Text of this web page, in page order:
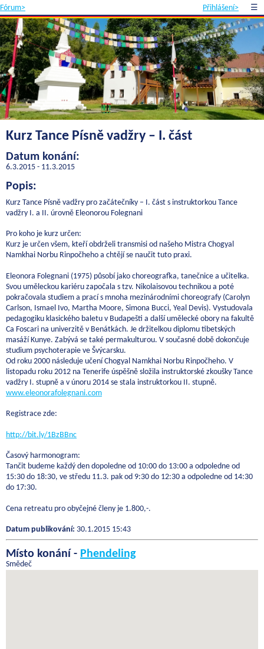
Fórum> Přihlášení> ☰
Kurz Tance Písně vadžry – I. část
Datum konání:
6.3.2015 - 11.3.2015
Popis:
Kurz Tance Písně vadžry pro začátečníky – I. část s instruktorkou Tance
vadžry I. a II. úrovně Eleonorou Folegnani
Pro koho je kurz určen:
Kurz je určen všem, kteří obdrželi transmisi od našeho Mistra Chogyal
Namkhai Norbu Rinpočheho a chtějí se naučit tuto praxi.
Eleonora Folegnani (1975) působí jako choreografka, tanečnice a učitelka.
Svou uměleckou kariéru započala s tzv. Nikolaisovou technikou a poté
pokračovala studiem a prací s mnoha mezinárodními choreografy (Carolyn
Carlson, Ismael Ivo, Martha Moore, Simona Bucci, Yeal Devis). Vystudovala
pedagogiku klasického baletu v Budapešti a další umělecké obory na fakultě
Ca Foscari na univerzitě v Benátkách. Je držitelkou diplomu tibetských
masáží Kunye. Zabývá se také permakulturou. V současné době dokončuje
studium psychoterapie ve Švýcarsku.
Od roku 2000 následuje učení Chogyal Namkhai Norbu Rinpočheho. V
listopadu roku 2012 na Tenerife úspěšně složila instruktorské zkoušky Tance
vadžry I. stupně a v únoru 2014 se stala instruktorkou II. stupně.
www.eleonorafolegnani.com
Registrace zde:
http://bit.ly/1BzBBnc
Časový harmonogram:
Tančit budeme každý den dopoledne od 10:00 do 13:00 a odpoledne od
15:30 do 18:30, ve středu 11.3. pak od 9:30 do 12:30 a odpoledne od 14:30
do 17:30.
Cena retreatu pro obyčejné členy je 1.800,-.
Datum publikování: 30.1.2015 15:43
Místo konání - Phendeling
Smědeč